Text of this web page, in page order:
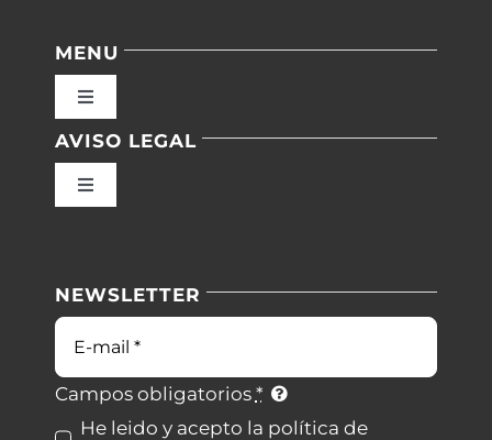
MENU
Toggle
Inicio
Blog
Contacto
AVISO LEGAL
Toggle
Condiciones de uso
Ley de cookies
NEWSLETTER
Correo
electrónico
Campos obligatorios *
He leido y acepto la política de